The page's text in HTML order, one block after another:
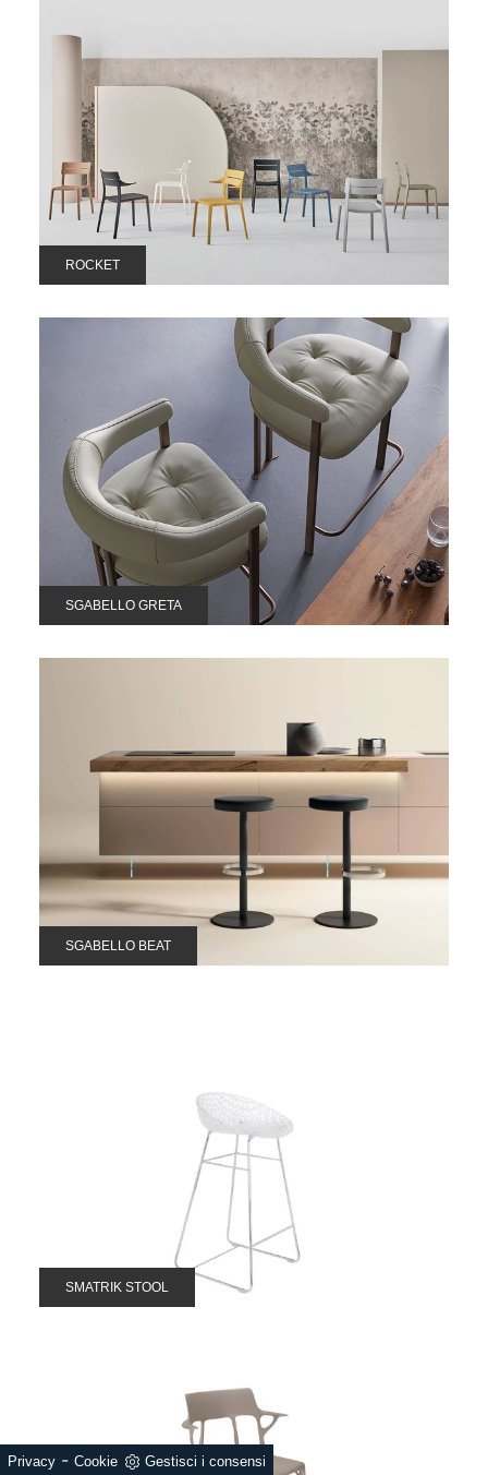
ROCKET
SGABELLO GRETA
SGABELLO BEAT
SMATRIK STOOL
Privacy - Cookie Gestisci i consensi